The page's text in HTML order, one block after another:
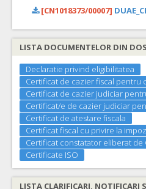
[CN1018373/00007]
Declaratie privind eligibilitatea
Certificat de cazier fiscal pentru
Certificat de cazier judiciar
Certificat/e de cazier judiciar
Certificat de atestare fiscala
Certificat fiscal cu privire la
Certificat constatator eliberat
Certificate ISO
LISTA CLARIFICARI, NOTIFICARI